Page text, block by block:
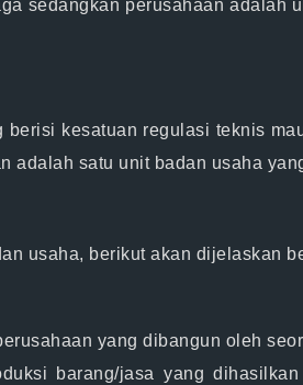
sedangkan perusahaan
berisi kesatuan regulasi teknis
adalah satu unit badan usaha
usaha, berikut akan dijelaskan
yang dibangun oleh
barang/jasa yang